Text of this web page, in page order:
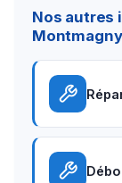
Nos autres
Montmagny